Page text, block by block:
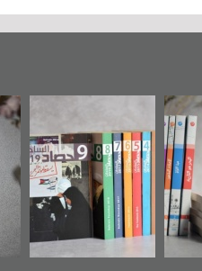
جديدة لمعتقل
عسكري تصدر عن
«مرآة البحرين»